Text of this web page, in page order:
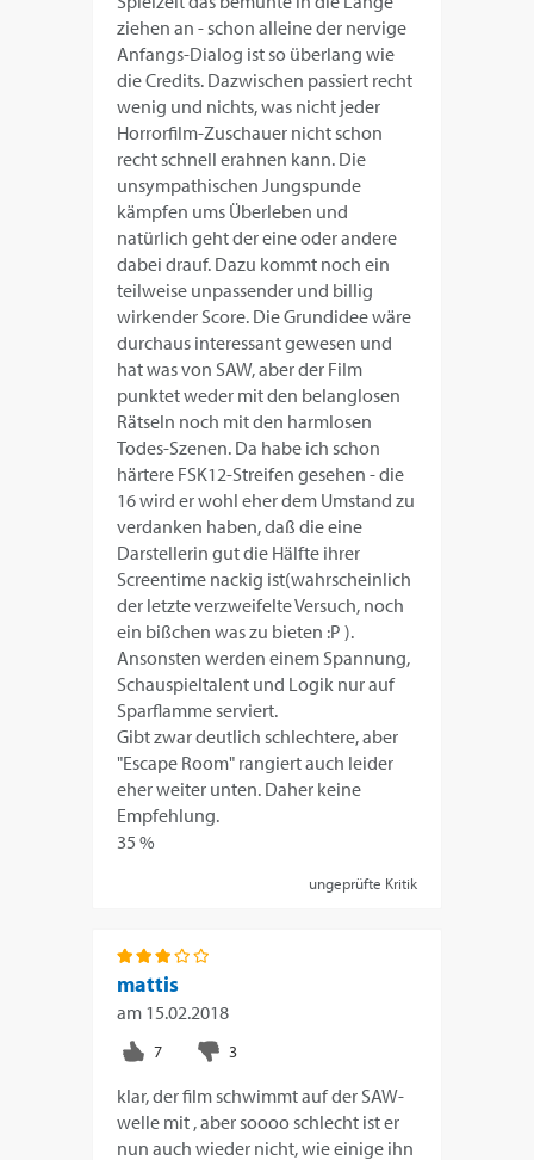
ziehen an - schon alleine der nervige
Anfangs-Dialog ist so überlang wie
die Credits. Dazwischen passiert recht
wenig und nichts, was nicht jeder
Horrorfilm-Zuschauer nicht schon
recht schnell erahnen kann. Die
unsympathischen Jungspunde
kämpfen ums Überleben und
natürlich geht der eine oder andere
dabei drauf. Dazu kommt noch ein
teilweise unpassender und billig
wirkender Score. Die Grundidee wäre
durchaus interessant gewesen und
hat was von SAW, aber der Film
punktet weder mit den belanglosen
Rätseln noch mit den harmlosen
Todes-Szenen. Da habe ich schon
härtere FSK12-Streifen gesehen - die
16 wird er wohl eher dem Umstand zu
verdanken haben, daß die eine
Darstellerin gut die Hälfte ihrer
Screentime nackig ist(wahrscheinlich
der letzte verzweifelte Versuch, noch
ein bißchen was zu bieten :P ).
Ansonsten werden einem Spannung,
Schauspieltalent und Logik nur auf
Sparflamme serviert.
Gibt zwar deutlich schlechtere, aber
"Escape Room" rangiert auch leider
eher weiter unten. Daher keine
Empfehlung.
35 %
ungeprüfte Kritik
mattis
am 15.02.2018
klar, der film schwimmt auf der SAW-
welle mit , aber soooo schlecht ist er
nun auch wieder nicht, wie einige ihn